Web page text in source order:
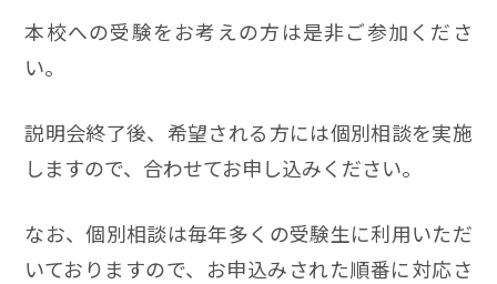
本校への受験をお考えの方は是非ご参加くださ
い。
説明会終了後、希望される方には個別相談を実施
しますので、合わせてお申し込みください。
なお、個別相談は毎年多くの受験生に利用いただ
いておりますので、お申込みされた順番に対応さ